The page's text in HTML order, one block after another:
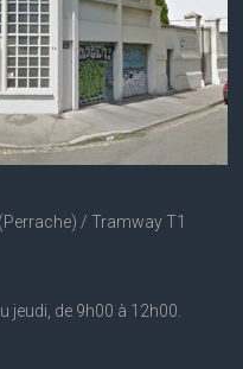
/ Tramway T1
jeudi, de 9h00 à 12h00.